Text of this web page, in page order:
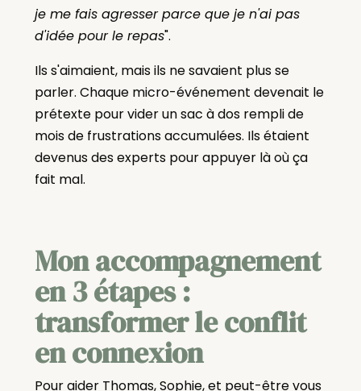
je me fais agresser parce que je n'ai pas
d'idée pour le repas".
Ils s'aimaient, mais ils ne savaient plus se
parler. Chaque micro-événement devenait le
prétexte pour vider un sac à dos rempli de
mois de frustrations accumulées. Ils étaient
devenus des experts pour appuyer là où ça
fait mal.
Mon accompagnement
en 3 étapes :
transformer le conflit
en connexion
Pour aider Thomas, Sophie, et peut-être vous